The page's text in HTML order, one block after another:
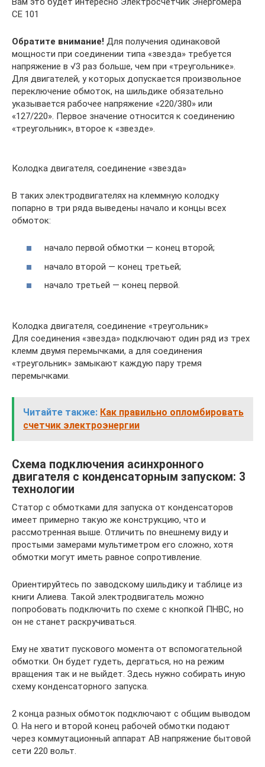
СЕ 101
Обратите внимание! Для получения одинаковой
мощности при соединении типа «звезда» требуется
напряжение в √3 раз больше, чем при «треугольнике».
Для двигателей, у которых допускается произвольное
переключение обмоток, на шильдике обязательно
указывается рабочее напряжение «220/380» или
«127/220». Первое значение относится к соединению
«треугольник», второе к «звезде».
Колодка двигателя, соединение «звезда»
В таких электродвигателях на клеммную колодку
попарно в три ряда выведены начало и концы всех
обмоток:
начало первой обмотки — конец второй;
начало второй — конец третьей;
начало третьей — конец первой.
Колодка двигателя, соединение «треугольник»
Для соединения «звезда» подключают один ряд из трех
клемм двумя перемычками, а для соединения
«треугольник» замыкают каждую пару тремя
перемычками.
Читайте также: Как правильно опломбировать
счетчик электроэнергии
Схема подключения асинхронного
двигателя с конденсаторным запуском: 3
технологии
Статор с обмотками для запуска от конденсаторов
имеет примерно такую же конструкцию, что и
рассмотренная выше. Отличить по внешнему виду и
простыми замерами мультиметром его сложно, хотя
обмотки могут иметь равное сопротивление.
Ориентируйтесь по заводскому шильдику и таблице из
книги Алиева. Такой электродвигатель можно
попробовать подключить по схеме с кнопкой ПНВС, но
он не станет раскручиваться.
Ему не хватит пускового момента от вспомогательной
обмотки. Он будет гудеть, дергаться, но на режим
вращения так и не выйдет. Здесь нужно собирать иную
схему конденсаторного запуска.
2 конца разных обмоток подключают с общим выводом
О. На него и второй конец рабочей обмотки подают
через коммутационный аппарат АВ напряжение бытовой
сети 220 вольт.